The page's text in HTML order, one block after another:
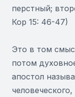
перстный;
Кор 15: 46-47)
Это в том
потом
апостол